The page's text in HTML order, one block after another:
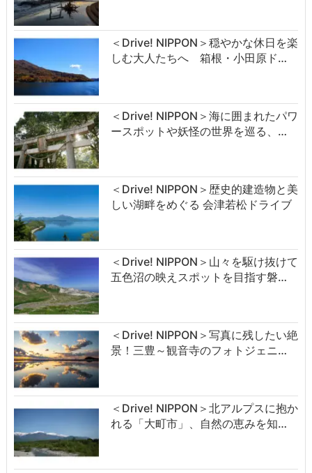
＜Drive! NIPPON＞穏やかな休日を楽
しむ大人たちへ 箱根・小田原ド…
＜Drive! NIPPON＞海に囲まれたパワ
ースポットや妖怪の世界を巡る、…
＜Drive! NIPPON＞歴史的建造物と美
しい湖畔をめぐる 会津若松ドライブ
＜Drive! NIPPON＞山々を駆け抜けて
五色沼の映えスポットを目指す磐…
＜Drive! NIPPON＞写真に残したい絶
景！三豊～観音寺のフォトジェニ…
＜Drive! NIPPON＞北アルプスに抱か
れる「大町市」、自然の恵みを知…